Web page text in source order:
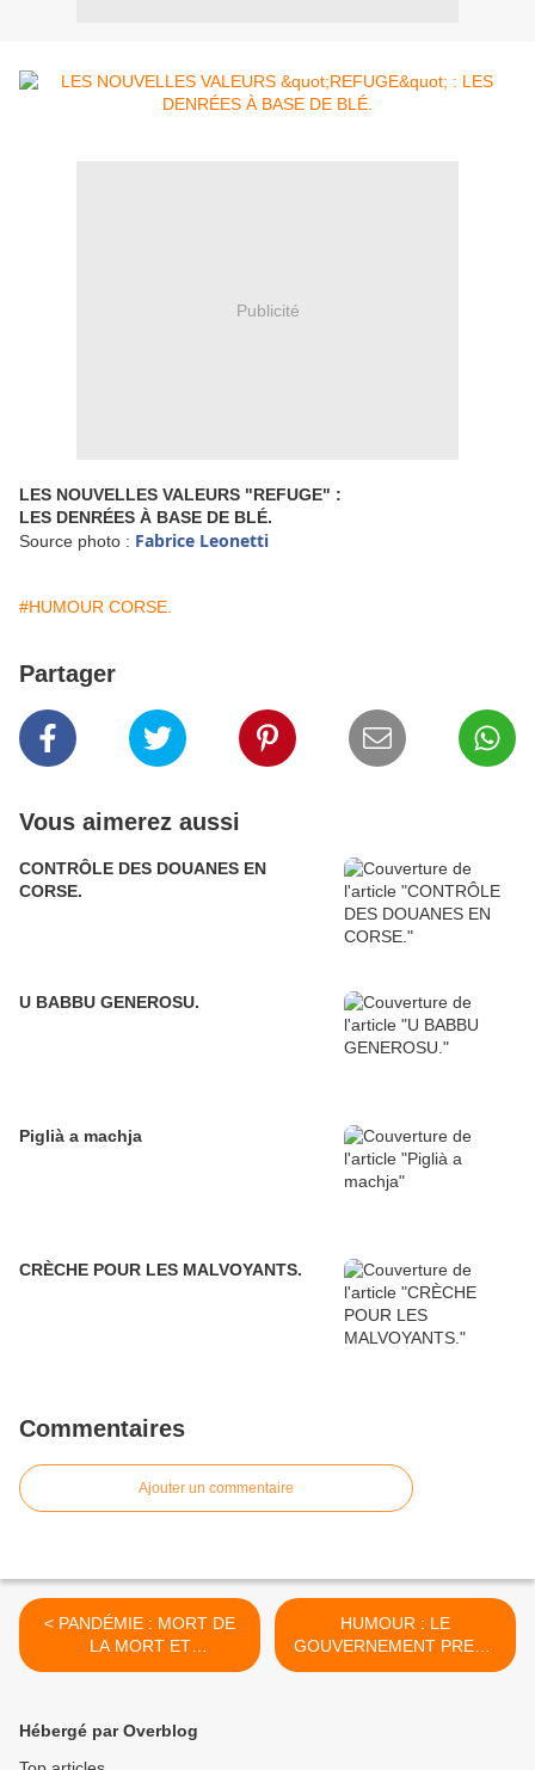
Publicité
LES NOUVELLES VALEURS "REFUGE" :
LES DENRÉES À BASE DE BLÉ.
Source photo : Fabrice Leonetti
#HUMOUR CORSE.
Partager
Vous aimerez aussi
CONTRÔLE DES DOUANES EN
CORSE.
U BABBU GENEROSU.
Piglià a machja
CRÈCHE POUR LES MALVOYANTS.
Commentaires
Ajouter un commentaire
< PANDÉMIE : MORT DE
LA MORT ET
PHILOSOPHIE DES
HUMOUR : LE
GOUVERNEMENT PREND
LES DEVANTS. >
Hébergé par Overblog